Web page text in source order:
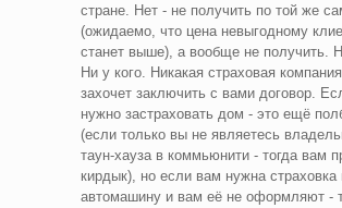
стране. Нет - не получить по той же
(ожидаемо, что цена невыгодному
станет выше), а вообще не получить.
Ни у кого. Никакая страховая
захочет заключить с вами договор.
нужно застраховать дом - это ещё
(если только вы не являетесь
таун-хауза в коммьюнити - тогда вам
кирдык), но если вам нужна страховка
автомашину и вам её не оформляют -